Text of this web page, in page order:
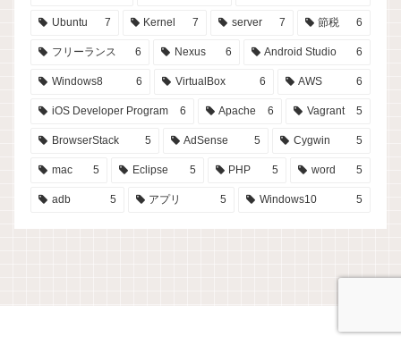
Ubuntu 7 Kernel 7 server 7 節税 6
フリーランス 6 Nexus 6 Android Studio 6
Windows8 6 VirtualBox 6 AWS 6
iOS Developer Program 6 Apache 6 Vagrant 5
BrowserStack 5 AdSense 5 Cygwin 5
mac 5 Eclipse 5 PHP 5 word 5
adb 5 アプリ 5 Windows10 5